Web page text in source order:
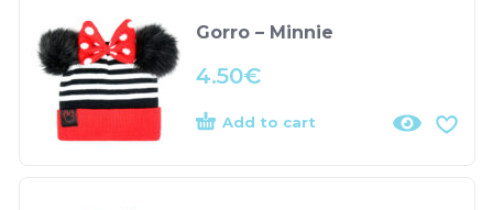
Gorro – Minnie
4.50€
Add to cart